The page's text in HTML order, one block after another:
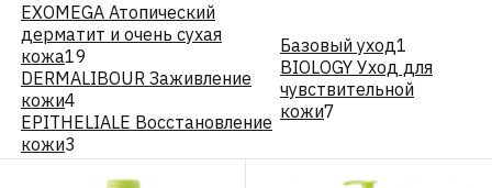
EXOMEGA Атопический
дерматит и очень сухая
кожа19
DERMALIBOUR Заживление
кожи4
EPITHELIALE Восстановление
кожи3
Базовый уход1
BIOLOGY Уход для
чувствительной
кожи7